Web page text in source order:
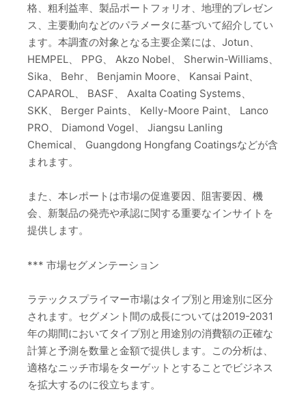
格、粗利益率、製品ポートフォリオ、地理的プレゼン
ス、主要動向などのパラメータに基づいて紹介してい
ます。本調査の対象となる主要企業には、Jotun、
HEMPEL、 PPG、 Akzo Nobel、 Sherwin-Williams、
Sika、 Behr、 Benjamin Moore、 Kansai Paint、
CAPAROL、 BASF、 Axalta Coating Systems、
SKK、 Berger Paints、 Kelly-Moore Paint、 Lanco
PRO、 Diamond Vogel、 Jiangsu Lanling
Chemical、 Guangdong Hongfang Coatingsなどが含
まれます。
また、本レポートは市場の促進要因、阻害要因、機
会、新製品の発売や承認に関する重要なインサイトを
提供します。
*** 市場セグメンテーション
ラテックスプライマー市場はタイプ別と用途別に区分
されます。セグメント間の成長については2019-2031
年の期間においてタイプ別と用途別の消費額の正確な
計算と予測を数量と金額で提供します。この分析は、
適格なニッチ市場をターゲットとすることでビジネス
を拡大するのに役立ちます。